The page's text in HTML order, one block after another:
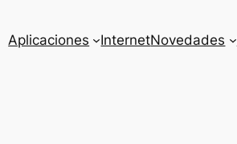
Aplicaciones InternetNovedades